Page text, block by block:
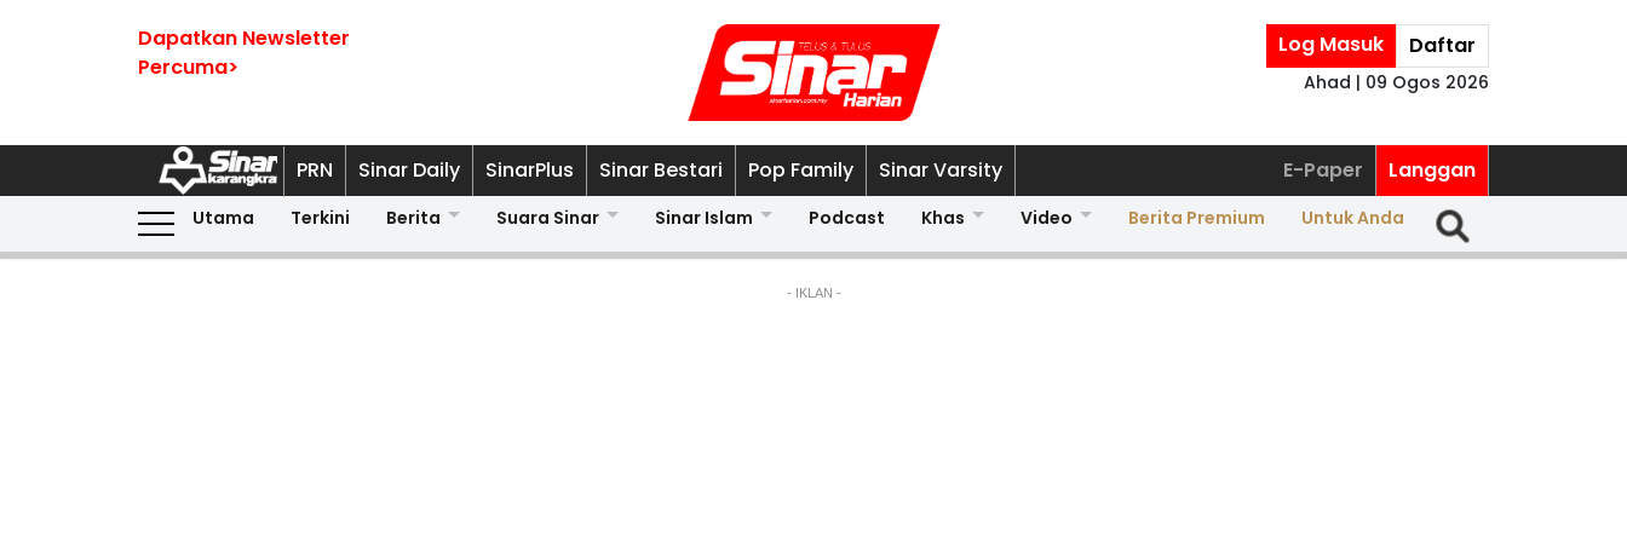
Dapatkan Newsletter
Percuma>
Log Masuk Daftar
Ahad | 09 Ogos 2026
PRN Sinar Daily SinarPlus Sinar Bestari Pop Family Sinar Varsity E-Paper Langgan
Utama Terkini Berita Suara Sinar Sinar Islam Podcast Khas Video Berita Premium Untuk Anda
- IKLAN -